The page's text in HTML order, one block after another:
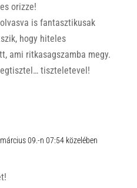
orizze!
is fantasztikusak
hogy hiteles
ami ritkasagszamba megy.
tiszteletevel!
09.-n 07:54 közelében